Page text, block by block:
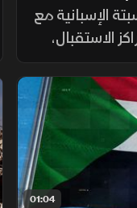
الإسبانية مع
الاستقبال،
التهريب
إلى الساحة
01:04